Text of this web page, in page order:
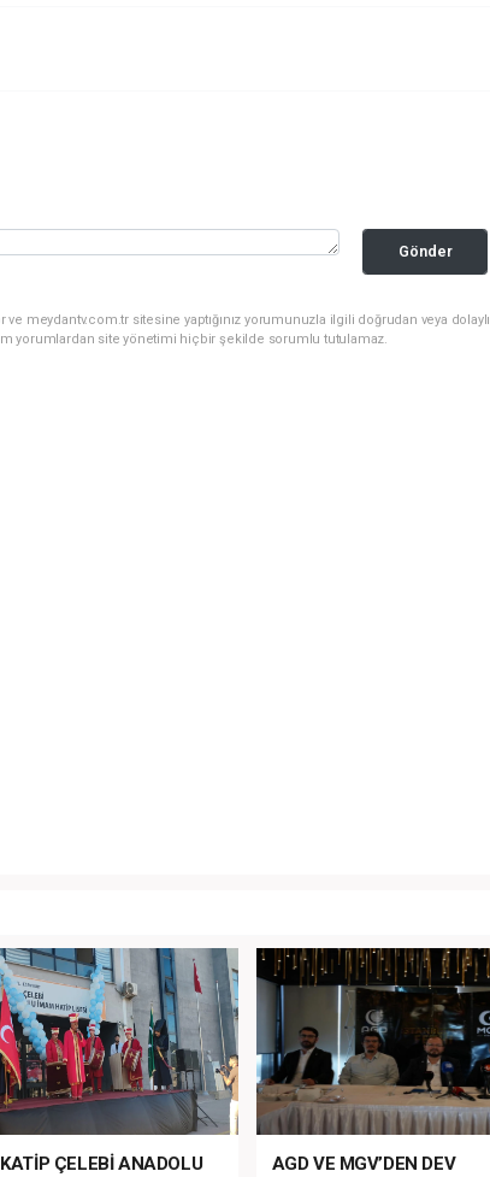
Gönder
meydantv.com.tr sitesine yaptığınız yorumunuzla ilgili doğrudan veya dolaylı
yorumlardan site yönetimi hiçbir şekilde sorumlu tutulamaz.
ÇELEBİ ANADOLU
AGD VE MGV’DEN DEV